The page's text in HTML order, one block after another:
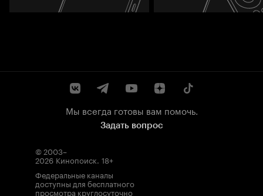
Мы всегда готовы вам помочь.
Задать вопрос
© 2003–
2026 Кинопоиск. 18+
Федеральные каналы
доступны для бесплатного
просмотра круглосуточно